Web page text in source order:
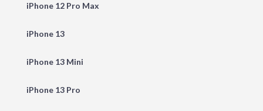
iPhone 12 Pro Max
iPhone 13
iPhone 13 Mini
iPhone 13 Pro